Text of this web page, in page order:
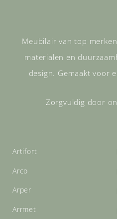
Meubilair van top
materialen en
design. Gemaakt voor
Zorgvuldig door
Artifort
Arco
Arper
Arrmet